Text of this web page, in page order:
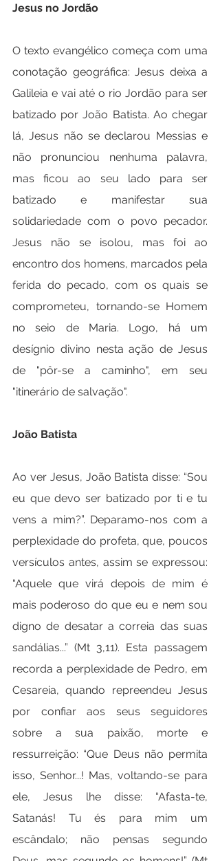
Jesus no Jordão
O texto evangélico começa com uma
conotação geográfica: Jesus deixa a
Galileia e vai até o rio Jordão para ser
batizado por João Batista. Ao chegar
lá, Jesus não se declarou Messias e
não pronunciou nenhuma palavra,
mas ficou ao seu lado para ser
batizado e manifestar sua
solidariedade com o povo pecador.
Jesus não se isolou, mas foi ao
encontro dos homens, marcados pela
ferida do pecado, com os quais se
comprometeu, tornando-se Homem
no seio de Maria. Logo, há um
desígnio divino nesta ação de Jesus
de "pôr-se a caminho", em seu
"itinerário de salvação".
João Batista
Ao ver Jesus, João Batista disse: “Sou
eu que devo ser batizado por ti e tu
vens a mim?”. Deparamo-nos com a
perplexidade do profeta, que, poucos
versículos antes, assim se expressou:
“Aquele que virá depois de mim é
mais poderoso do que eu e nem sou
digno de desatar a correia das suas
sandálias...” (Mt 3,11). Esta passagem
recorda a perplexidade de Pedro, em
Cesareia, quando repreendeu Jesus
por confiar aos seus seguidores
sobre a sua paixão, morte e
ressurreição: “Que Deus não permita
isso, Senhor...! Mas, voltando-se para
ele, Jesus lhe disse: “Afasta-te,
Satanás! Tu és para mim um
escândalo; não pensas segundo